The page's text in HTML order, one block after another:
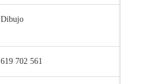
Dibujo
619 702 561